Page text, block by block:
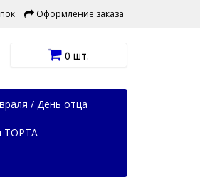
Оформление заказа
0 шт.
/ День отца
ТОРТА